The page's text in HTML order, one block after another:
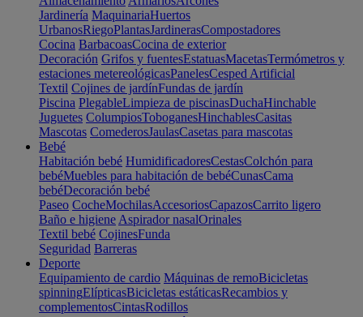
Jardinería MaquinariaHuertos
UrbanosRiegoPlantasJardinerasCompostadores
Cocina BarbacoasCocina de exterior
Decoración Grifos y fuentesEstatuasMacetasTermómetros y
estaciones metereológicasPanelesCesped Artificial
Textil Cojines de jardínFundas de jardín
Piscina PlegableLimpieza de piscinasDuchaHinchable
Juguetes ColumpiosToboganesHinchablesCasitas
Mascotas ComederosJaulasCasetas para mascotas
Bebé
Habitación bebé HumidificadoresCestasColchón para
bebéMuebles para habitación de bebéCunasCama
bebéDecoración bebé
Paseo CocheMochilasAccesoriosCapazosCarrito ligero
Baño e higiene Aspirador nasalOrinales
Textil bebé CojinesFunda
Seguridad Barreras
Deporte
Equipamiento de cardio Máquinas de remoBicicletas
spinningElípticasBicicletas estáticasRecambios y
complementosCintasRodillos